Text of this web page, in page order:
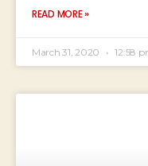
READ MORE »
March 31, 2020 12:58